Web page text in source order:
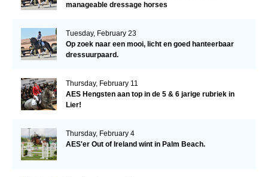
manageable dressage horses
Tuesday, February 23
Op zoek naar een mooi, licht en goed hanteerbaar
dressuurpaard.
Thursday, February 11
AES Hengsten aan top in de 5 & 6 jarige rubriek in
Lier!
Thursday, February 4
AES'er Out of Ireland wint in Palm Beach.